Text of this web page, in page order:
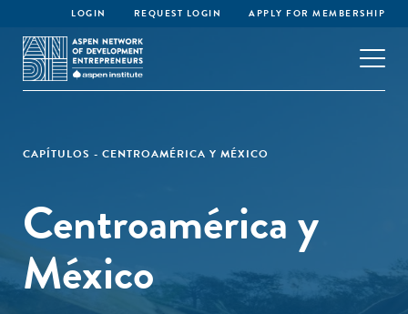
LOGIN REQUEST LOGIN APPLY FOR MEMBERSHIP
CAPÍTULOS - CENTROAMÉRICA Y MÉXICO
Centroamérica y
México